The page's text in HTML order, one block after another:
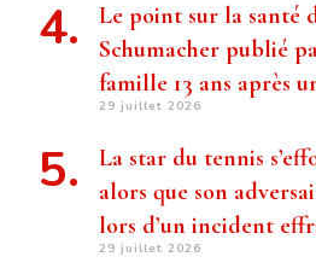
Le point sur la santé
Schumacher publié
famille 13 ans après
29 juillet 2026
La star du tennis
alors que son
lors d’un incident
29 juillet 2026